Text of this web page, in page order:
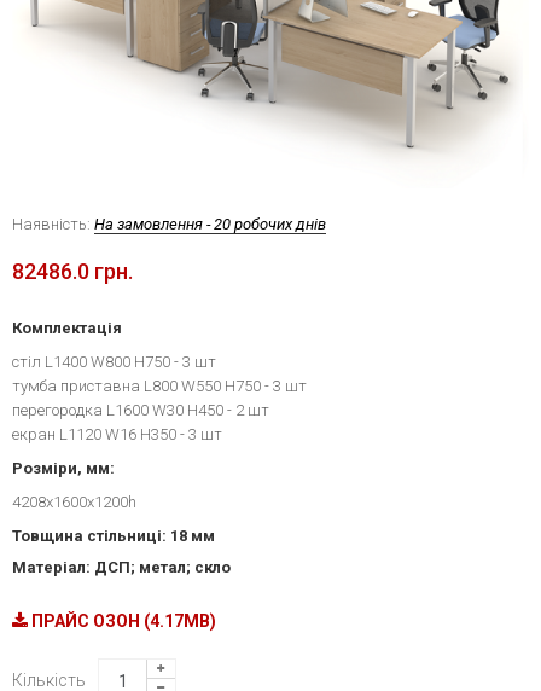
Наявність: На замовлення - 20 робочих днів
82486.0 грн.
Комплектація
стіл L1400 W800 H750 - 3 шт
тумба приставна L800 W550 H750 - 3 шт
перегородка L1600 W30 H450 - 2 шт
екран L1120 W16 H350 - 3 шт
Розміри, мм:
4208х1600х1200h
Товщина стільниці: 18 мм
Матеріал: ДСП; метал; скло
ПРАЙС ОЗОН (4.17MB)
Кількість